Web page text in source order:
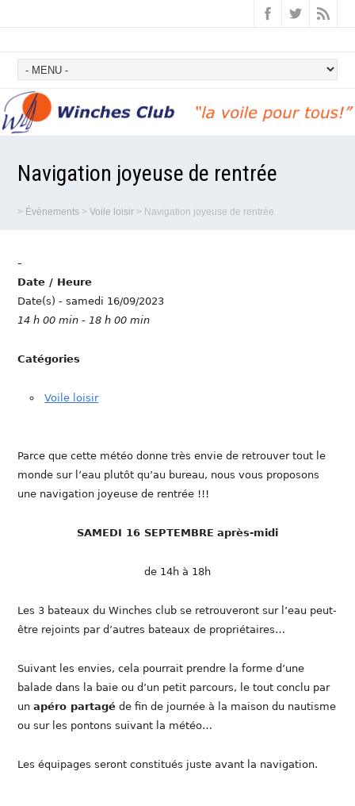
Navigation joyeuse de rentrée
> Évènements >Voile loisir > Navigation joyeuse de rentrée
-
Date / Heure
Date(s) - samedi 16/09/2023
14 h 00 min - 18 h 00 min
Catégories
Voile loisir
Parce que cette météo donne très envie de retrouver tout le
monde sur l’eau plutôt qu’au bureau, nous vous proposons
une navigation joyeuse de rentrée !!!
SAMEDI 16 SEPTEMBRE après-midi
de 14h à 18h
Les 3 bateaux du Winches club se retrouveront sur l’eau peut-
être rejoints par d’autres bateaux de propriétaires…
Suivant les envies, cela pourrait prendre la forme d’une
balade dans la baie ou d’un petit parcours, le tout conclu par
unapéro partagé de fin de journée à la maison du nautisme
ou sur les pontons suivant la météo…
Les équipages seront constitués juste avant la navigation.